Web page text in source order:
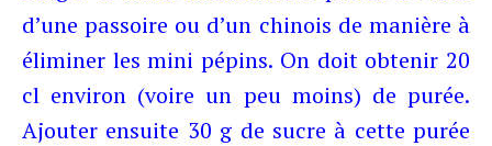
d’une passoire ou d’un chinois de manière à
éliminer les mini pépins. On doit obtenir 20
cl environ (voire un peu moins) de purée.
Ajouter ensuite 30 g de sucre à cette purée